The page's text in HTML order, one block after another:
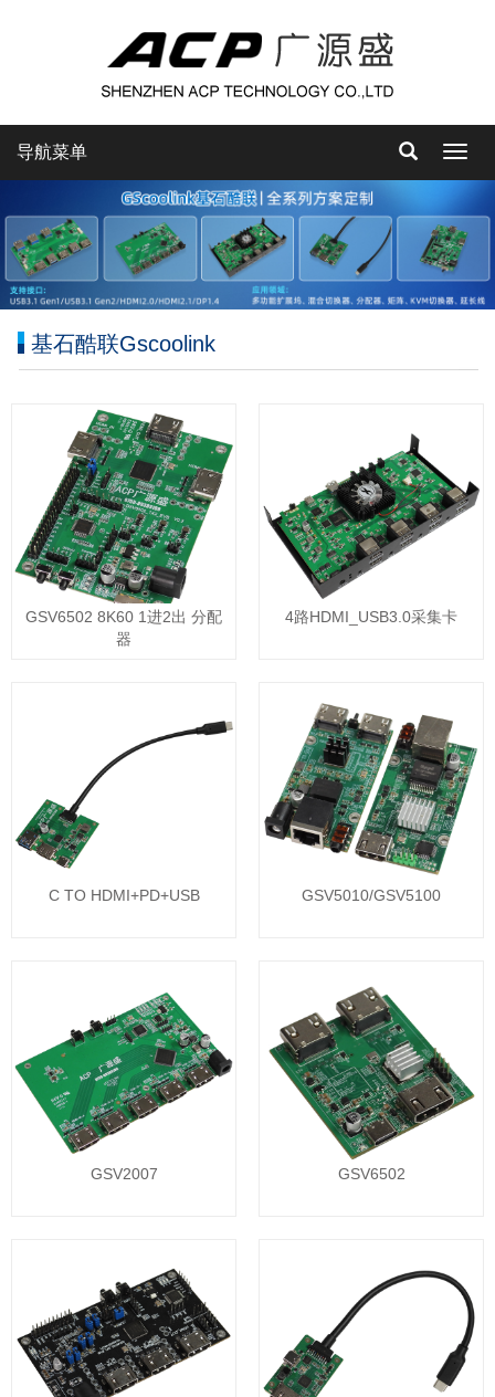
导
单
导航菜单
基石酷联Gscoolink
GSV6502 8K60 1进2出 分配
器
4路HDMI_USB3.0采集卡
C TO HDMI+PD+USB GSV5010/GSV5100
GSV2007 GSV6502